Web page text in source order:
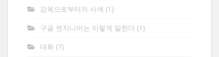
감옥으로부터의 사색 (1)
구글 엔지니어는 이렇게 일한다 (1)
대화 (7)